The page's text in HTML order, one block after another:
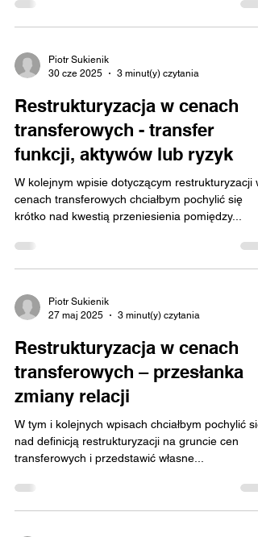
Kwestię przesłanki EBIT poruszałem również
pośrednio w poprzednich wpisach, co ma swoje
restrukturyzacji w cenach transferowych jest ze
sobą ściśle powiązana. Zgodnie z definicją z
grudnia 2018 r. w sprawie cen transferow
Piotr Sukienik
30 cze 2025
3 minut(y) czytania
Restrukturyzacja w cenach
transferowych - transfer
funkcji, aktywów lub ryzyk
W kolejnym wpisie dotyczącym restrukturyzacji w
cenach transferowych chciałbym pochylić się
krótko nad kwestią przeniesienia pomiędzy...
Piotr Sukienik
27 maj 2025
3 minut(y) czytania
Restrukturyzacja w cenach
transferowych – przesłanka
zmiany relacji
W tym i kolejnych wpisach chciałbym pochylić się
nad definicją restrukturyzacji na gruncie cen
transferowych i przedstawić własne...